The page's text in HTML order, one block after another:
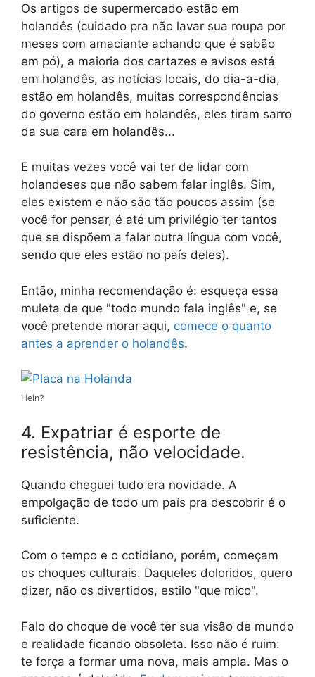
Os artigos de supermercado estão em
holandês (cuidado pra não lavar sua roupa por
meses com amaciante achando que é sabão
em pó), a maioria dos cartazes e avisos está
em holandês, as notícias locais, do dia-a-dia,
estão em holandês, muitas correspondências
do governo estão em holandês, eles tiram sarro
da sua cara em holandês...
E muitas vezes você vai ter de lidar com
holandeses que não sabem falar inglês. Sim,
eles existem e não são tão poucos assim (se
você for pensar, é até um privilégio ter tantos
que se dispõem a falar outra língua com você,
sendo que eles estão no país deles).
Então, minha recomendação é: esqueça essa
muleta de que "todo mundo fala inglês" e, se
você pretende morar aqui, comece o quanto
antes a aprender o holandês.
Hein?
4. Expatriar é esporte de
resistência, não velocidade.
Quando cheguei tudo era novidade. A
empolgação de todo um país pra descobrir é o
suficiente.
Com o tempo e o cotidiano, porém, começam
os choques culturais. Daqueles doloridos, quero
dizer, não os divertidos, estilo "que mico".
Falo do choque de você ter sua visão de mundo
e realidade ficando obsoleta. Isso não é ruim:
te força a formar uma nova, mais ampla. Mas o